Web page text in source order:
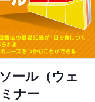
ール（ウェ
ナー